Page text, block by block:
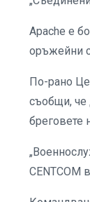
Apache е
оръжейни
По-рано
съобщи, че
бреговете
CENTCOM